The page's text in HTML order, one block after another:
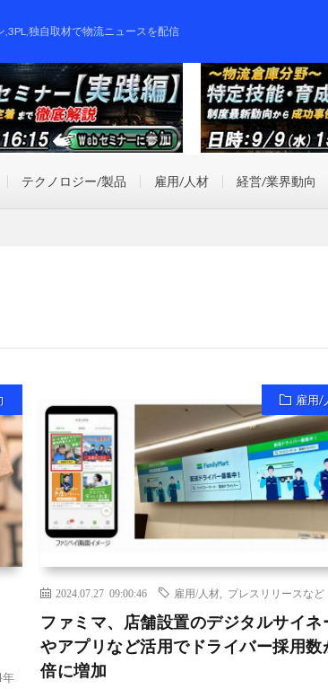
独自取材で物流ニュースを配信
テクノロジー/製品 雇用/人材 経営/業界動向
年
雇用/
2024.07.27 09:00:46 雇用/人材 プレスリリースなど
ファミマ、店舗設置のデジタルサイネ
やアプリなど活用でドライバー採用数
倍に増加